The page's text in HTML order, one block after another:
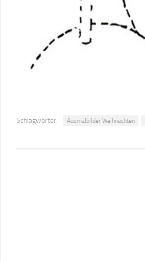
Schlagwörter: Ausmalbilder Weihnachten